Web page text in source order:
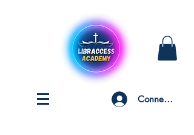
Connexion